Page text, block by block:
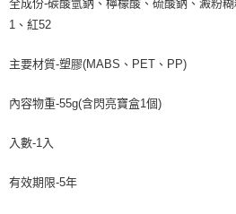
全成份-碳酸氫鈉、檸檬酸、硫酸鈉、澱粉
1、紅52
主要材質-塑膠(MABS、PET、PP)
內容物重-55g(含閃亮寶盒1個)
入數-1入
有效期限-5年